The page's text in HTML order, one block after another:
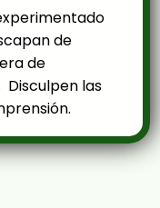
de
de
Disculpen las